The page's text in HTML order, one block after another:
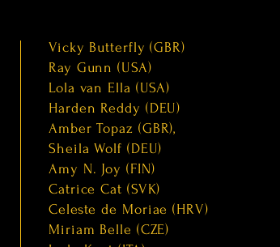
Vicky Butterfly (GBR)
Ray Gunn (USA)
Lola van Ella (USA)
Harden Reddy (DEU)
Amber Topaz (GBR),
Sheila Wolf (DEU)
Amy N. Joy (FIN)
Catrice Cat (SVK)
Celeste de Moriae (HRV)
Miriam Belle (CZE)